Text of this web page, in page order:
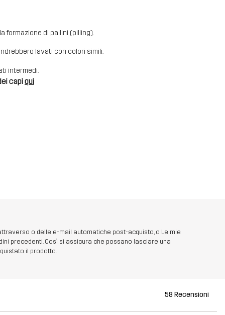
formazione di pallini (pilling).
lavati con colori simili.
intermedi.
capiqui
o delle e-mail automatiche post-acquisto, o Le mie
precedenti. Così si assicura che possano lasciare una
il prodotto.
58 Recensioni